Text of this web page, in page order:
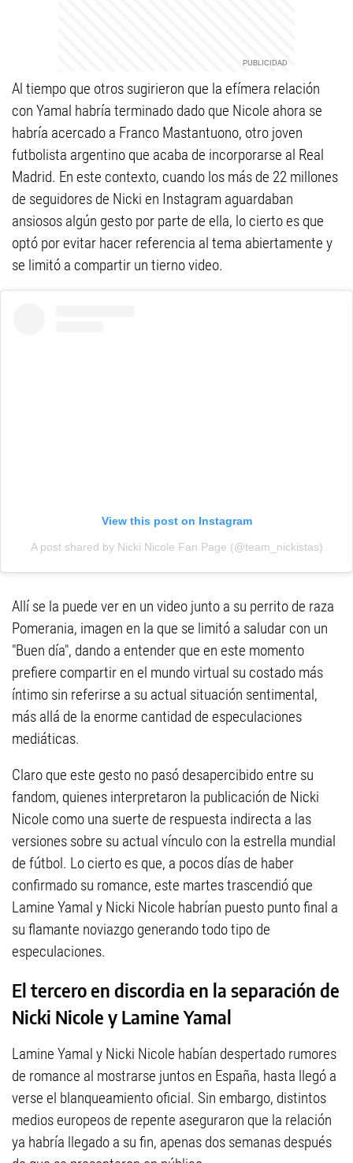
Al tiempo que otros sugirieron que la efímera relación
con Yamal habría terminado dado que Nicole ahora se
habría acercado a Franco Mastantuono, otro joven
futbolista argentino que acaba de incorporarse al Real
Madrid. En este contexto, cuando los más de 22 millones
de seguidores de Nicki en Instagram aguardaban
ansiosos algún gesto por parte de ella, lo cierto es que
optó por evitar hacer referencia al tema abiertamente y
se limitó a compartir un tierno video.
View this post on Instagram
A post shared by Nicki Nicole Fan Page (@team_nickistas)
Allí se la puede ver en un video junto a su perrito de raza
Pomerania, imagen en la que se limitó a saludar con un
"Buen día", dando a entender que en este momento
prefiere compartir en el mundo virtual su costado más
íntimo sin referirse a su actual situación sentimental,
más allá de la enorme cantidad de especulaciones
mediáticas.
Claro que este gesto no pasó desapercibido entre su
fandom, quienes interpretaron la publicación de Nicki
Nicole como una suerte de respuesta indirecta a las
versiones sobre su actual vínculo con la estrella mundial
de fútbol. Lo cierto es que, a pocos días de haber
confirmado su romance, este martes trascendió que
Lamine Yamal y Nicki Nicole habrían puesto punto final a
su flamante noviazgo generando todo tipo de
especulaciones.
El tercero en discordia en la separación de
Nicki Nicole y Lamine Yamal
Lamine Yamal y Nicki Nicole habían despertado rumores
de romance al mostrarse juntos en España, hasta llegó a
verse el blanqueamiento oficial. Sin embargo, distintos
medios europeos de repente aseguraron que la relación
ya habría llegado a su fin, apenas dos semanas después